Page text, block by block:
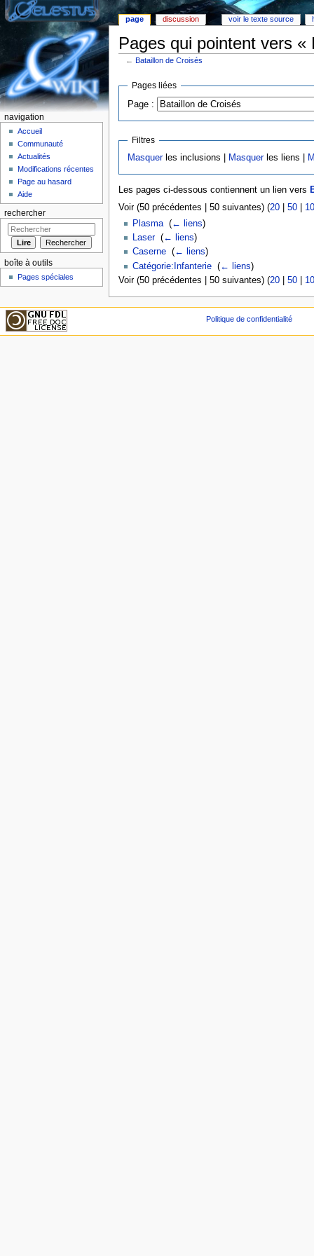
Pages qui pointent vers «
←Bataillon de Croisés
Pages liées
Page :
Filtres
Masquerles inclusions | Masquerles liens |
Les pages ci-dessous contiennent un lien vers
Voir (50 précédentes | 50 suivantes) (20| 50|
Plasma‎ (← liens)
Laser‎ (← liens)
Caserne‎ (← liens)
Catégorie:Infanterie‎ (← liens)
Voir (50 précédentes | 50 suivantes) (20| 50|
page discussion voir le texte source
navigation
Accueil
Communauté
Actualités
Modifications récentes
Page au hasard
Aide
rechercher
boîte à outils
Pages spéciales
Politique de confidentialité